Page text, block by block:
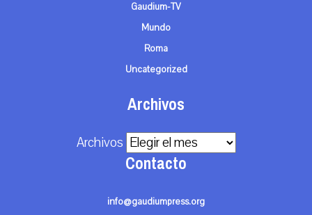
Gaudium-TV
Mundo
Roma
Uncategorized
Archivos
Archivos
Contacto
info@gaudiumpress.org